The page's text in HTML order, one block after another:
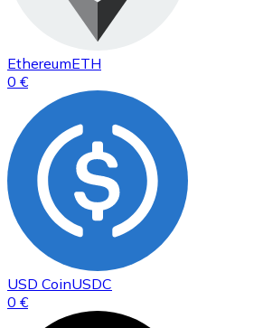
EthereumETH
0 €
USD CoinUSDC
0 €